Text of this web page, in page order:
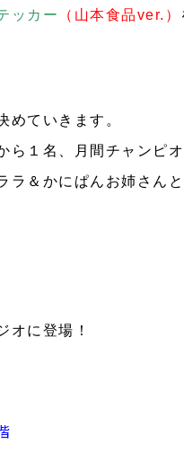
ッカー （山本食品ver.）
めていきます。
ら１名、月間チャンピ
ラ＆かにぱんお姉さん
オに登場！